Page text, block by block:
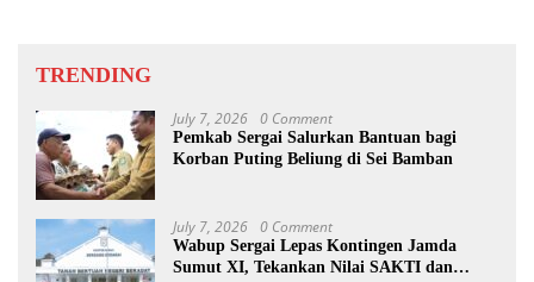
TRENDING
July 7, 2026 0 Comment
Pemkab Sergai Salurkan Bantuan bagi
Korban Puting Beliung di Sei Bamban
July 7, 2026 0 Comment
Wabup Sergai Lepas Kontingen Jamda
Sumut XI, Tekankan Nilai SAKTI dan